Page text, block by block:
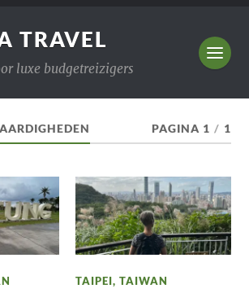
TRAVEL
luxe budgetreizigers
PAGINA 1 / 1
TAIPEI,TAIWAN